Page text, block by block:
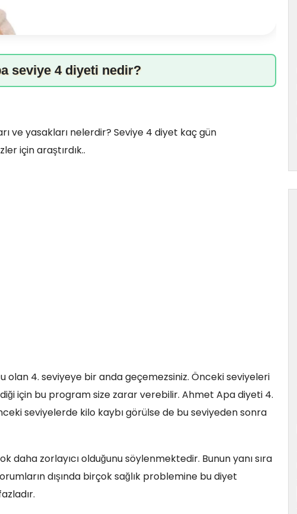
seviye 4 diyeti nedir?
ve yasakları nelerdir? Seviye 4 diyet kaç gün
için araştırdık..
4. seviyeye bir anda geçemezsiniz. Önceki seviyeleri
için bu program size zarar verebilir. Ahmet Apa diyeti 4.
seviyelerde kilo kaybı görülse de bu seviyeden sonra
daha zorlayıcı olduğunu söylenmektedir. Bunun yanı sıra
dışında birçok sağlık problemine bu diyet